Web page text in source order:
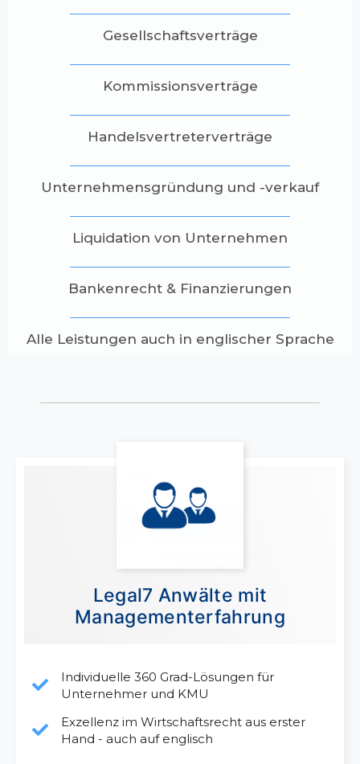
Gesellschaftsverträge
Kommissionsverträge
Handelsvertreterverträge
Unternehmensgründung und -verkauf
Liquidation von Unternehmen
Bankenrecht & Finanzierungen
Alle Leistungen auch in englischer Sprache
Legal7 Anwälte mit
Managementerfahrung
Individuelle 360 Grad-Lösungen für
Unternehmer und KMU
Exzellenz im Wirtschaftsrecht aus erster
Hand - auch auf englisch